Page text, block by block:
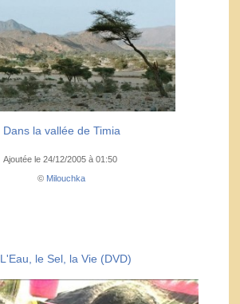
Dans la vallée de Timia
Ajoutée le 24/12/2005 à 01:50
© Milouchka
L'Eau, le Sel, la Vie (DVD)